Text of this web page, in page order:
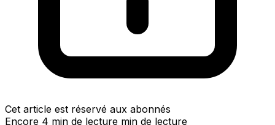
Cet article est réservé aux abonnés
Encore 4 min de lecture min de lecture